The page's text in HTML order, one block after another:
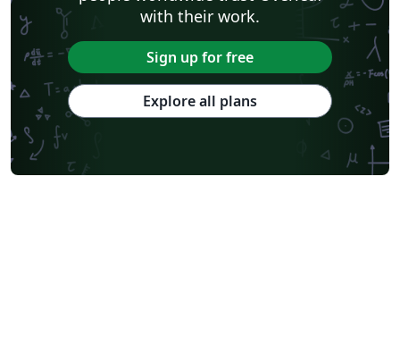
with their work.
Sign up for free
Explore all plans